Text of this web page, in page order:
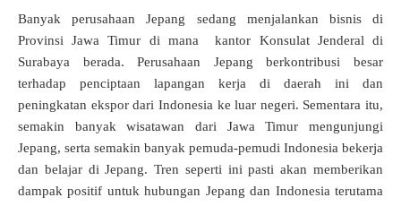
Banyak perusahaan Jepang sedang menjalankan bisnis di
Provinsi Jawa Timur di mana kantor Konsulat Jenderal di
Surabaya berada. Perusahaan Jepang berkontribusi besar
terhadap penciptaan lapangan kerja di daerah ini dan
peningkatan ekspor dari Indonesia ke luar negeri. Sementara itu,
semakin banyak wisatawan dari Jawa Timur mengunjungi
Jepang, serta semakin banyak pemuda-pemudi Indonesia bekerja
dan belajar di Jepang. Tren seperti ini pasti akan memberikan
dampak positif untuk hubungan Jepang dan Indonesia terutama